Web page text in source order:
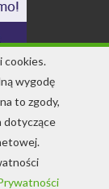
cookies.
wygodę
to zgody,
dotyczące